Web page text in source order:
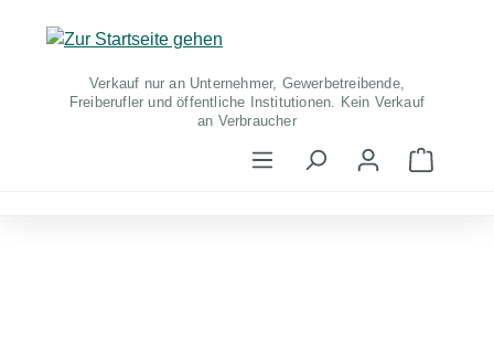
Zum Hauptinhalt springen
Verkauf nur an Unternehmer, Gewerbetreibende,
Freiberufler und öffentliche Institutionen. Kein Verkauf
an Verbraucher